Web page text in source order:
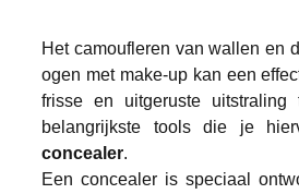
Het camoufleren van wallen en
ogen met make-up kan een
frisse en uitgeruste
concealer.
Een concealer is speciaal